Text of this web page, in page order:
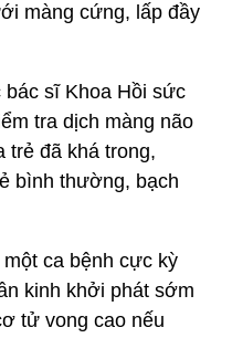
màng cứng, lấp đầy
bác sĩ Khoa Hồi sức
tra dịch màng não
trẻ đã khá trong,
bình thường, bạch
ca bệnh cực kỳ
kinh khởi phát sớm
tử vong cao nếu